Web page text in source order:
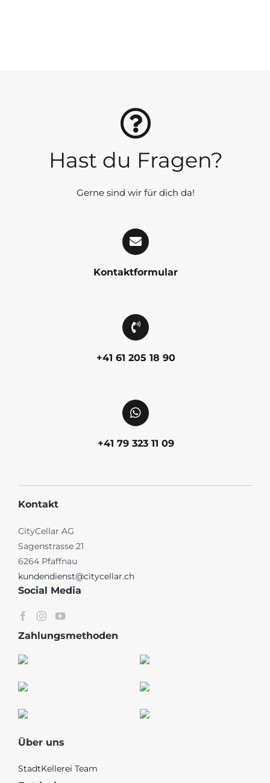
Hast du Fragen?
Gerne sind wir für dich da!
Kontaktformular
+41 61 205 18 90
+41 79 323 11 09
Kontakt
CityCellar AG
Sagenstrasse 21
6264 Pfaffnau
kundendienst@citycellar.ch
Social Media
Zahlungsmethoden
Über uns
StadtKellerei Team